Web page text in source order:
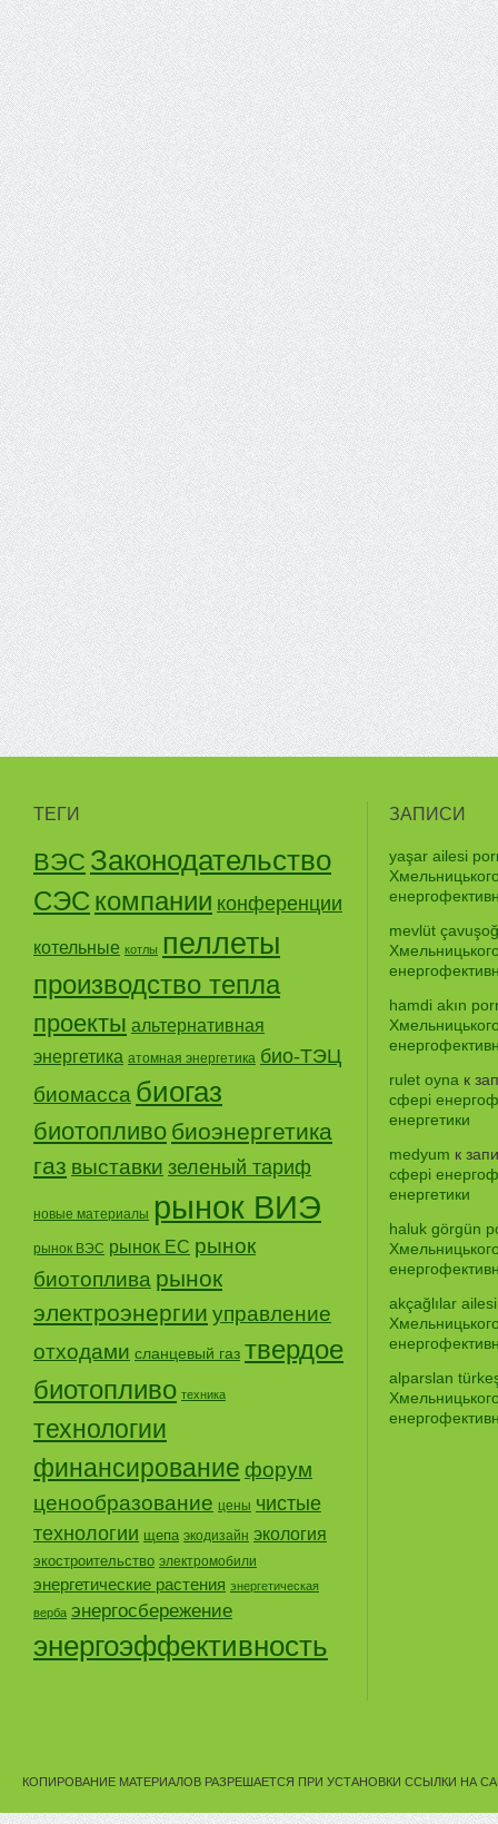
ТЕГИ
ВЭС Законодательство
СЭС компании конференции
котельные котлы пеллеты
производство тепла
проекты альтернативная
энергетика атомная энергетика био-ТЭЦ
биомасса биогаз
биотопливо биоэнергетика
газ выставки зеленый тариф
новые материалы рынок ВИЭ
рынок ВЭС рынок ЕС рынок
биотоплива рынок
электроэнергии управление
отходами сланцевый газ твердое
биотопливо техника
технологии
финансирование форум
ценообразование цены чистые
технологии щепа экодизайн экология
экостроительство электромобили
энергетические растения энергетическая
верба энергосбережение
энергоэффективность
ЗАПИСИ
yaşar ailesi
mevlüt
hamdi akın
rulet oyna к
сфері
енергетики
medyum к
сфері
енергетики
haluk görgün
akçağlılar
alparslan
КОПИРОВАНИЕ МАТЕРИАЛОВ РАЗРЕШАЕТСЯ ПРИ УСТАНОВКИ ССЫЛКИ НА САЙТ